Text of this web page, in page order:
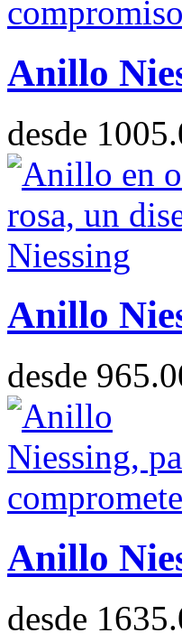
Anillo
desde
Anillo
desde
Anillo
desde